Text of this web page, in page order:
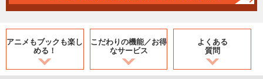
アニメもブックも楽し
める！
こだわりの機能／お得
なサービス
よくある
質問